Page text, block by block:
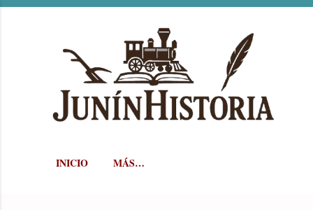
INICIO MÁS…